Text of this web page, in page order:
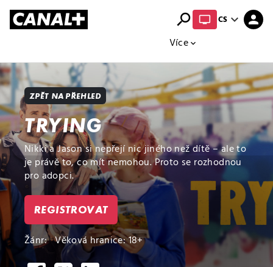
Více expand_more
search CS expand_more person
ZPĚT NA PŘEHLED
TRYING
Nikki a Jason si nepřejí nic jiného než dítě – ale to
je právě to, co mít nemohou. Proto se rozhodnou
pro adopci.
REGISTROVAT
Žánr: Věková hranice: 18+